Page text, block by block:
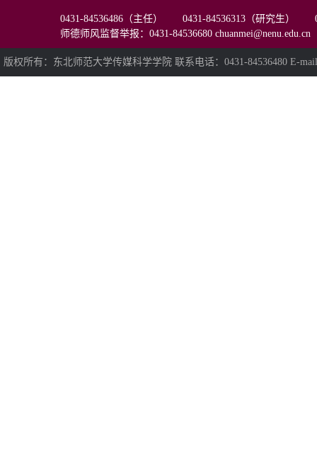
0431-84536486（主任） 0431-84536313（研究生）
师德师风监督举报：0431-84536680 chuanmei@nenu.edu.cn
版权所有：东北师范大学传媒科学学院 联系电话：0431-84536480 E-